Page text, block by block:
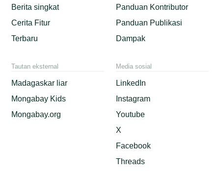
Berita singkat
Cerita Fitur
Terbaru
Panduan Kontributor
Panduan Publikasi
Dampak
Tautan eksternal
Madagaskar liar
Mongabay Kids
Mongabay.org
Media sosial
LinkedIn
Instagram
Youtube
X
Facebook
Threads